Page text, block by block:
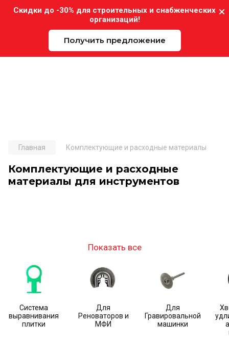
Скидки до -30% для строительных и снабженческих
организаций!
Получить предложение
Главная Комплектующие и расходные материалы
Комплектующие и расходные
материалы для инструментов
Показать все
Система
выравнивания
плитки
Для
Реноваторов и
МФИ
Для
Гравировальной
машинки